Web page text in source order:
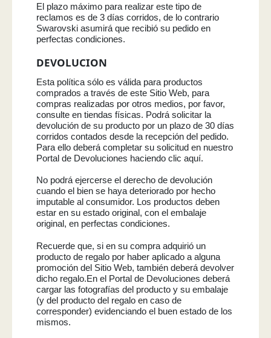
El plazo máximo para realizar este tipo de
reclamos es de 3 días corridos, de lo contrario
Swarovski asumirá que recibió su pedido en
perfectas condiciones.
DEVOLUCION
Esta política sólo es válida para productos
comprados a través de este Sitio Web, para
compras realizadas por otros medios, por favor,
consulte en tiendas físicas. Podrá solicitar la
devolución de su producto por un plazo de 30 días
corridos contados desde la recepción del pedido.
Para ello deberá completar su solicitud en nuestro
Portal de Devoluciones haciendo clic aquí.
No podrá ejercerse el derecho de devolución
cuando el bien se haya deteriorado por hecho
imputable al consumidor. Los productos deben
estar en su estado original, con el embalaje
original, en perfectas condiciones.
Recuerde que, si en su compra adquirió un
producto de regalo por haber aplicado a alguna
promoción del Sitio Web, también deberá devolver
dicho regalo.En el Portal de Devoluciones deberá
cargar las fotografías del producto y su embalaje
(y del producto del regalo en caso de
corresponder) evidenciando el buen estado de los
mismos.